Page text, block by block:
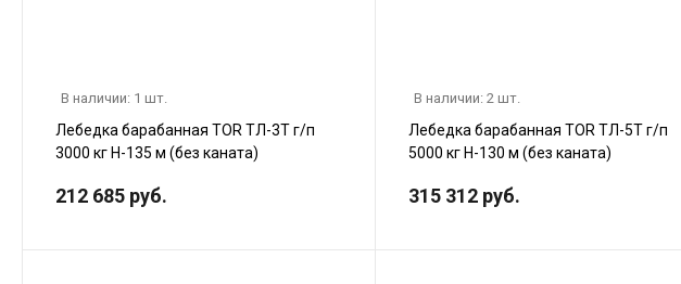
В наличии: 1 шт.
Лебедка барабанная TOR ТЛ-3Т г/п
3000 кг H-135 м (без каната)
212 685 руб.
В наличии: 2 шт.
Лебедка барабанная TOR ТЛ-5Т г/п
5000 кг H-130 м (без каната)
315 312 руб.